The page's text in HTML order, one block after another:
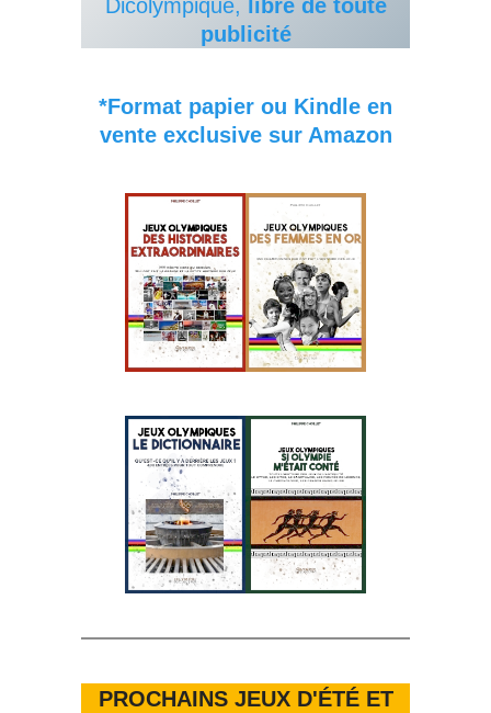
Dicolympique,
libre de toute
publicité
*Format papier ou Kindle en
vente exclusive sur Amazon
PROCHAINS JEUX D'ÉTÉ ET